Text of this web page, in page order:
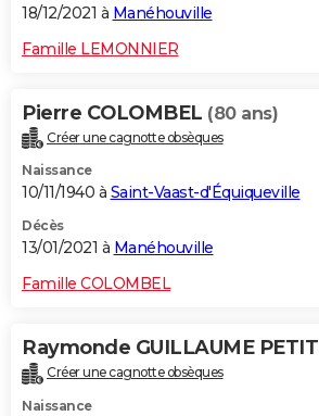
18/12/2021 à Manéhouville
Famille LEMONNIER
Pierre COLOMBEL (80 ans)
Créer une cagnotte obsèques
Naissance
10/11/1940 à Saint-Vaast-d'Équiqueville
Décès
13/01/2021 à Manéhouville
Famille COLOMBEL
Raymonde GUILLAUME PETIT
Créer une cagnotte obsèques
Naissance